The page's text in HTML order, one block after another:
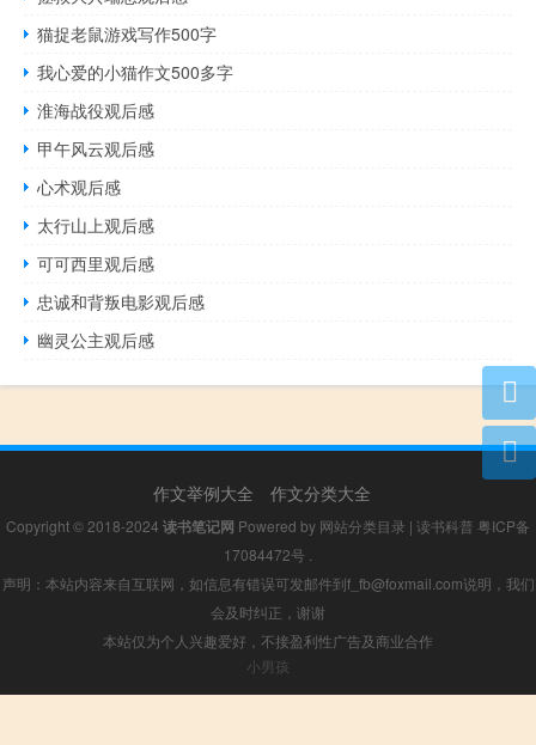
猫捉老鼠游戏写作500字
我心爱的小猫作文500多字
淮海战役观后感
甲午风云观后感
心术观后感
太行山上观后感
可可西里观后感
忠诚和背叛电影观后感
幽灵公主观后感
作文举例大全 作文分类大全
Copyright © 2018-2024 读书笔记网 Powered by 网站分类目录 | 读书科普 粤ICP备
17084472号
声明：本站内容来自互联网，如信息有错误可发邮件到f_fb@foxmail.com说明，我们
会及时纠正，谢谢
本站仅为个人兴趣爱好，不接盈利性广告及商业合作
小男孩